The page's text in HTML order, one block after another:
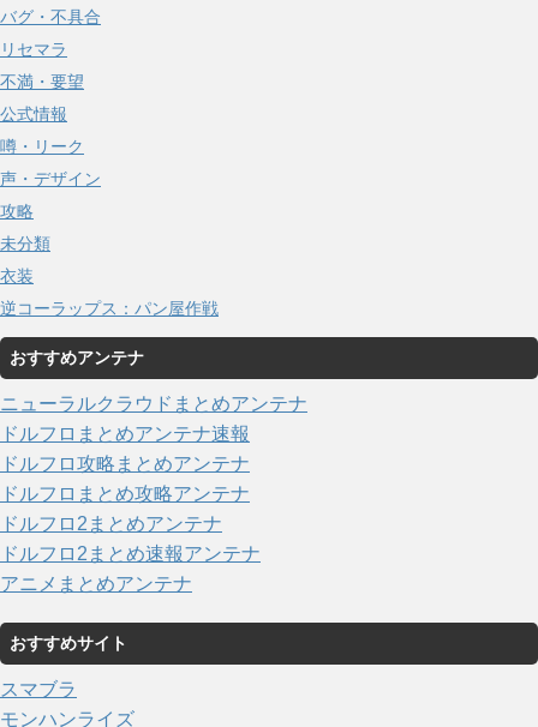
バグ・不具合
リセマラ
不満・要望
公式情報
噂・リーク
声・デザイン
攻略
未分類
衣装
逆コーラップス：パン屋作戦
おすすめアンテナ
ニューラルクラウドまとめアンテナ
ドルフロまとめアンテナ速報
ドルフロ攻略まとめアンテナ
ドルフロまとめ攻略アンテナ
ドルフロ2まとめアンテナ
ドルフロ2まとめ速報アンテナ
アニメまとめアンテナ
おすすめサイト
スマブラ
モンハンライズ